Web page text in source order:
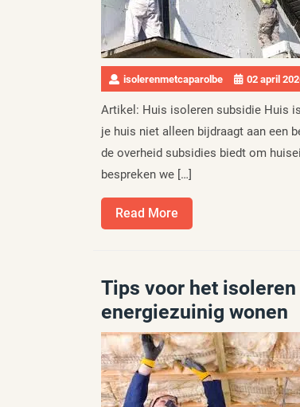
isolerenmetcaparolbe 02 april
Artikel: Huis isoleren subsidie Huis
je huis niet alleen bijdraagt aan een
de overheid subsidies biedt om
bespreken we […]
Read More
More
Tips voor het
energiezuinig wonen